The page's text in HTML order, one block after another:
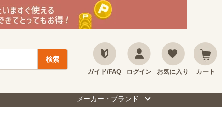
ガイド/FAQ ログイン お気に入り カート
メーカー・ブランド